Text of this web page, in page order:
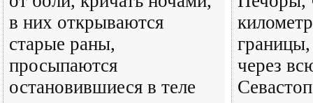
в них открываются
старые раны,
просыпаются
остановившиеся в теле
границы,
через